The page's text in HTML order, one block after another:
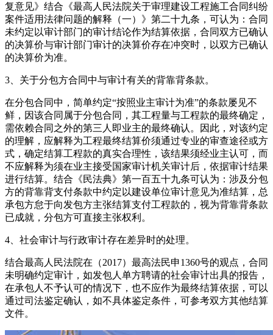
复意见》结合《最高人民法院关于审理建设工程施工合同纠纷
案件适用法律问题的解释（一）》第二十九条，可认为：合同
未约定以审计部门的审计结论作为结算依据，合同双方已确认
的决算价与审计部门审计的决算价存在冲突时，以双方已确认
的决算价为准。
3、关于分包方合同中与审计有关的背靠背条款。
在分包合同中，简单约定“按照业主审计为准”的条款屡见不
鲜，因该合同属于分包合同，其工程量与工程款的最终确定，
需依赖合同之外的第三人即业主的最终确认。因此，对该约定
的理解，应解释为工程最终结算价须通过专业的审查途径或方
式，确定结算工程款的真实合理性，该结果须经业主认可，而
不应解释为须在业主接受国家审计机关审计后，依据审计结果
进行结算。结合《民法典》第一百五十九条可认为：涉及分包
方的背靠背支付条款中约定以建设单位审计意见为准结算，总
承包方怠于向发包方主张结算支付工程款的，视为背靠背条款
已成就，分包方可直接主张权利。
4、社会审计与行政审计存在差异时的处理。
结合最高人民法院在（2017）最高法民申1360号的观点，合同
未明确约定审计，如发包人单方聘请的社会审计出具的报告，
在承包人不予认可的情况下，也不应作为最终结算依据，可以
通过司法鉴定确认，如不具体鉴定条件，可参考双方其他结算
文件。